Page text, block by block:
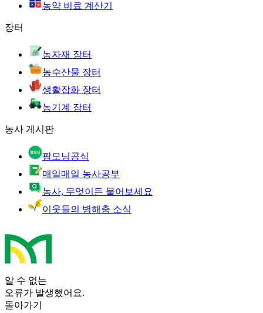
농약 비료 계산기
장터
농자재 장터
농수산물 장터
생활잡화 장터
농기계 장터
농사 게시판
팜모닝공식
매일매일 농사공부
농사, 무엇이든 물어보세요
이웃들의 병해충 소식
알 수 없는
오류가 발생했어요.
돌아가기